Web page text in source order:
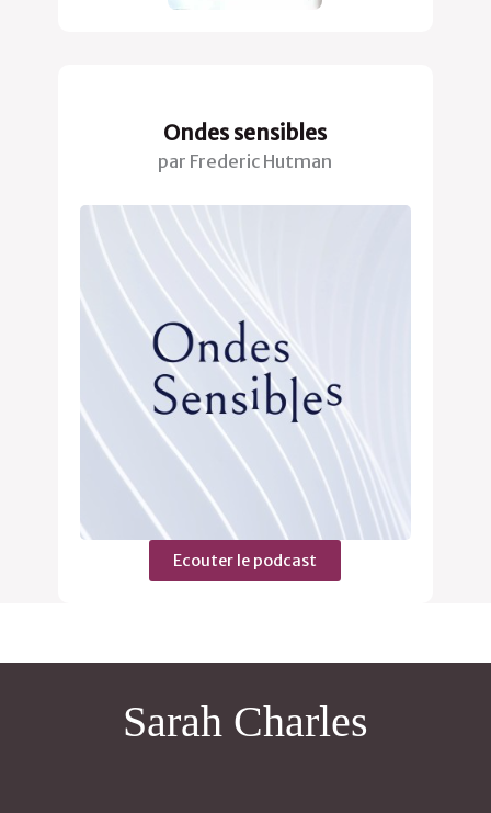
Ondes sensibles
par Frederic Hutman
Ecouter le podcast
Sarah Charles